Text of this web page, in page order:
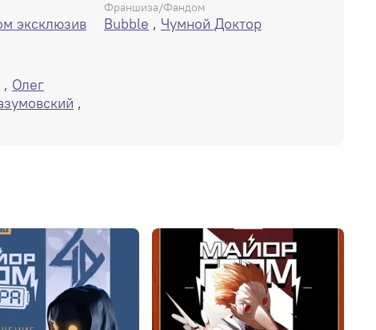
эксклюзив
Франшиза/Фандом
Bubble , Чумной Доктор
, Олег
,